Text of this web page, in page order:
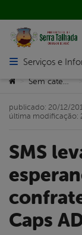
Abrir menu
Serviços e
Você está aqui:
>
SMS leva mensagem de
Caps
publicado: 20/12/
última modificação: